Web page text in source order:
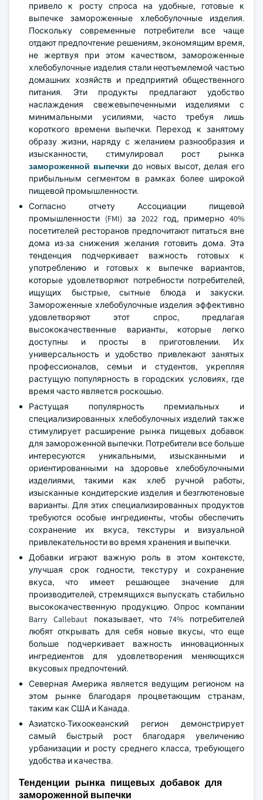
привело к росту спроса на удобные, готовые к
выпечке замороженные хлебобулочные изделия.
Поскольку современные потребители все чаще
отдают предпочтение решениям, экономящим время,
не жертвуя при этом качеством, замороженные
хлебобулочные изделия стали неотъемлемой частью
домашних хозяйств и предприятий общественного
питания. Эти продукты предлагают удобство
наслаждения свежевыпеченными изделиями с
минимальными усилиями, часто требуя лишь
короткого времени выпечки. Переход к занятому
образу жизни, наряду с желанием разнообразия и
изысканности, стимулировал рост рынка
замороженной выпечки до новых высот, делая его
прибыльным сегментом в рамках более широкой
пищевой промышленности.
Согласно отчету Ассоциации пищевой
промышленности (FMI) за 2022 год, примерно 40%
посетителей ресторанов предпочитают питаться вне
дома из-за снижения желания готовить дома. Эта
тенденция подчеркивает важность готовых к
употреблению и готовых к выпечке вариантов,
которые удовлетворяют потребности потребителей,
ищущих быстрые, сытные блюда и закуски.
Замороженные хлебобулочные изделия эффективно
удовлетворяют этот спрос, предлагая
высококачественные варианты, которые легко
доступны и просты в приготовлении. Их
универсальность и удобство привлекают занятых
профессионалов, семьи и студентов, укрепляя
растущую популярность в городских условиях, где
время часто является роскошью.
Растущая популярность премиальных и
специализированных хлебобулочных изделий также
стимулирует расширение рынка пищевых добавок
для замороженной выпечки. Потребители все больше
интересуются уникальными, изысканными и
ориентированными на здоровье хлебобулочными
изделиями, такими как хлеб ручной работы,
изысканные кондитерские изделия и безглютеновые
варианты. Для этих специализированных продуктов
требуются особые ингредиенты, чтобы обеспечить
сохранение их вкуса, текстуры и визуальной
привлекательности во время хранения и выпечки.
Добавки играют важную роль в этом контексте,
улучшая срок годности, текстуру и сохранение
вкуса, что имеет решающее значение для
производителей, стремящихся выпускать стабильно
высококачественную продукцию. Опрос компании
Barry Callebaut показывает, что 74% потребителей
любят открывать для себя новые вкусы, что еще
больше подчеркивает важность инновационных
ингредиентов для удовлетворения меняющихся
вкусовых предпочтений.
Северная Америка является ведущим регионом на
этом рынке благодаря процветающим странам,
таким как США и Канада.
Азиатско-Тихоокеанский регион демонстрирует
самый быстрый рост благодаря увеличению
урбанизации и росту среднего класса, требующего
удобства и качества.
Тенденции рынка пищевых добавок для
замороженной выпечки